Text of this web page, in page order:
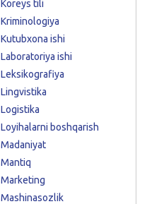
Koreys tili
Kriminologiya
Kutubxona ishi
Laboratoriya ishi
Leksikografiya
Lingvistika
Logistika
Loyihalarni boshqarish
Madaniyat
Mantiq
Marketing
Mashinasozlik